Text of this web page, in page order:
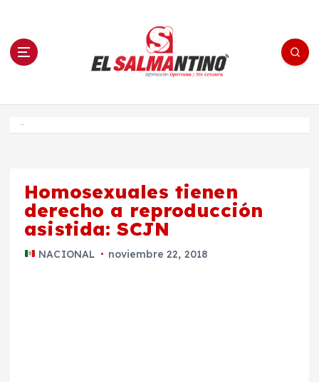
n El Salmantino - medios/noticias/editorial
Homosexuales tienen
derecho a reproducción
asistida: SCJN
NACIONAL noviembre 22, 2018